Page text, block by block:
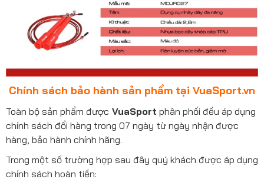
Chính sách bảo hành sản phẩm tại VuaSport.vn
Toàn bộ sản phẩm được VuaSport phân phối đều áp dụng
chính sách đổi hàng trong 07 ngày từ ngày nhận được
hàng, bảo hành chính hãng.
Trong một số trường hợp sau đây quý khách được áp dụng
chính sách hoàn tiền: